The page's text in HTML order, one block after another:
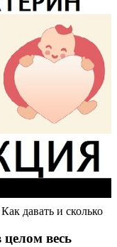
давать и сколько
весь